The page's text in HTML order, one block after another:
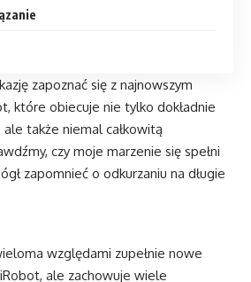
zapoznać się z najnowszym
które obiecuje nie tylko dokładnie
także niemal całkowitą
czy moje marzenie się spełni
zapomnieć o odkurzaniu na długie
względami zupełnie nowe
ale zachowuje wiele